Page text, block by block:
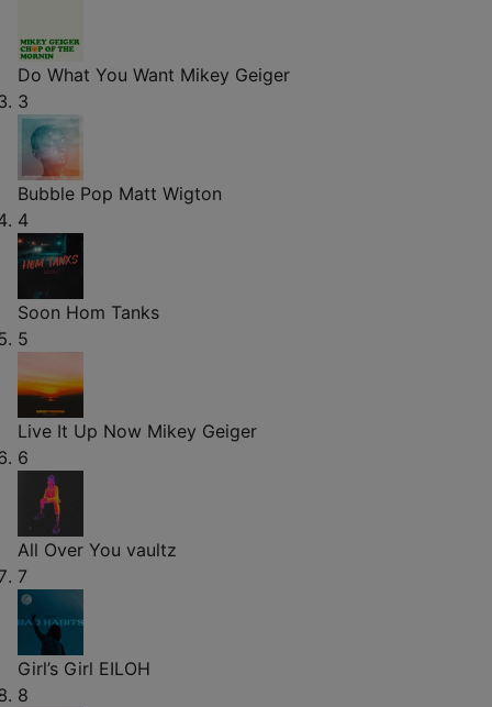
Do What You Want Mikey Geiger
3
Bubble Pop Matt Wigton
4
Soon Hom Tanks
5
Live It Up Now Mikey Geiger
6
All Over You vaultz
7
Girl’s Girl EILOH
8